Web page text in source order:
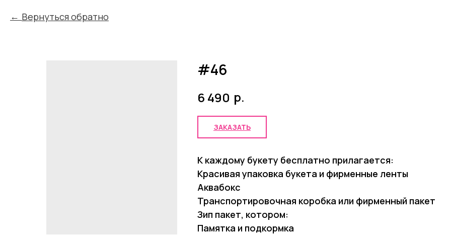
Вернуться обратно
#46
6 490 р.
ЗАКАЗАТЬ
К каждому букету бесплатно прилагается:
Красивая упаковка букета и фирменные ленты
Аквабокс
Транспортировочная коробка или фирменный пакет
Зип пакет, котором:
Памятка и подкормка